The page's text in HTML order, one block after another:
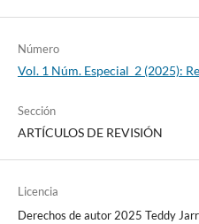
Número
Vol. 1 Núm. Especial_2 (2025):
Sección
ARTÍCULOS DE REVISIÓN
Licencia
Derechos de autor 2025 Teddy